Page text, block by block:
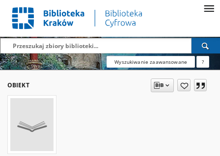
Wyszukiwanie zaawansowane ?
OBIEKT